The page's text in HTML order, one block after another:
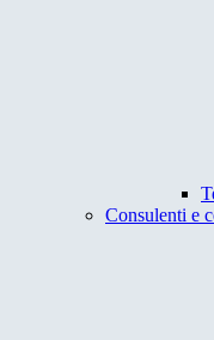
Consulenti e